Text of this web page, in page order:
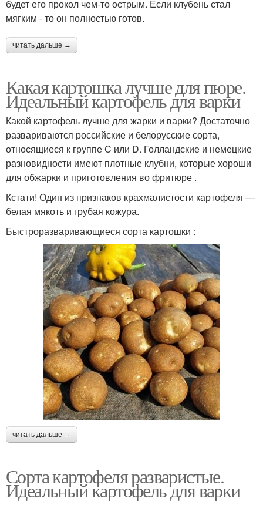
будет его прокол чем-то острым. Если клубень стал
мягким - то он полностью готов.
читать дальше →
Какая картошка лучше для пюре.
Идеальный картофель для варки
Какой картофель лучше для жарки и варки? Достаточно
развариваются российские и белорусские сорта,
относящиеся к группе C или D. Голландские и немецкие
разновидности имеют плотные клубни, которые хороши
для обжарки и приготовления во фритюре .
Кстати! Один из признаков крахмалистости картофеля —
белая мякоть и грубая кожура.
Быстроразваривающиеся сорта картошки :
читать дальше →
Сорта картофеля разваристые.
Идеальный картофель для варки